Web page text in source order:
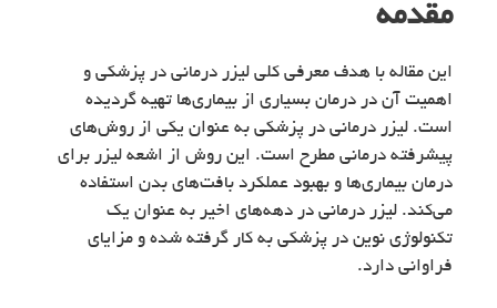
مقدمه
این مقاله با هدف معرفی کلی لیزر درمانی در پزشکی و
اهمیت آن در درمان بسیاری از بیماری‌ها تهیه گردیده
است. لیزر درمانی در پزشکی به عنوان یکی از روش‌های
پیشرفته درمانی مطرح است. این روش از اشعه لیزر برای
درمان بیماری‌ها و بهبود عملکرد بافت‌های بدن استفاده
می‌کند. لیزر درمانی در دهه‌های اخیر به عنوان یک
تکنولوژی نوین در پزشکی به کار گرفته شده و مزایای
فراوانی دارد.